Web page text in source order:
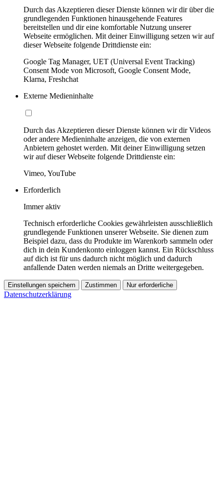
Durch das Akzeptieren dieser Dienste können wir dir über die
grundlegenden Funktionen hinausgehende Features
bereitstellen und dir eine komfortable Nutzung unserer
Webseite ermöglichen. Mit deiner Einwilligung setzen wir auf
dieser Webseite folgende Drittdienste ein:
Google Tag Manager, UET (Universal Event Tracking)
Consent Mode von Microsoft, Google Consent Mode,
Klarna, Freshchat
Externe Medieninhalte
Durch das Akzeptieren dieser Dienste können wir dir Videos
oder andere Medieninhalte anzeigen, die von externen
Anbietern gehostet werden. Mit deiner Einwilligung setzen
wir auf dieser Webseite folgende Drittdienste ein:
Vimeo, YouTube
Erforderlich
Immer aktiv
Technisch erforderliche Cookies gewährleisten ausschließlich
grundlegende Funktionen unserer Webseite. Sie dienen zum
Beispiel dazu, dass du Produkte im Warenkorb sammeln oder
dich in dein Kundenkonto einloggen kannst. Ein Rückschluss
auf dich ist für uns dadurch nicht möglich und dadurch
anfallende Daten werden niemals an Dritte weitergegeben.
Einstellungen speichern Zustimmen Nur erforderliche
Datenschutzerklärung